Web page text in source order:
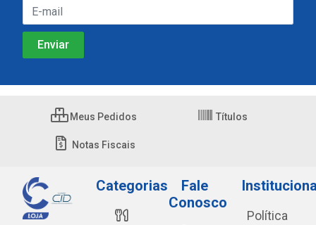
Meus Pedidos Títulos
Notas Fiscais
Categorias
Fale
Conosco
Política